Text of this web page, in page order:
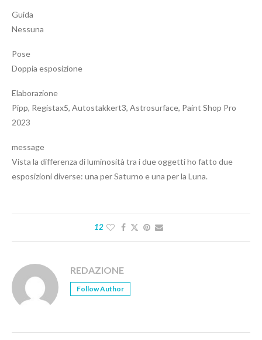
Guida
Nessuna
Pose
Doppia esposizione
Elaborazione
Pipp, Registax5, Autostakkert3, Astrosurface, Paint Shop Pro
2023
message
Vista la differenza di luminosità tra i due oggetti ho fatto due
esposizioni diverse: una per Saturno e una per la Luna.
12
REDAZIONE
Follow Author